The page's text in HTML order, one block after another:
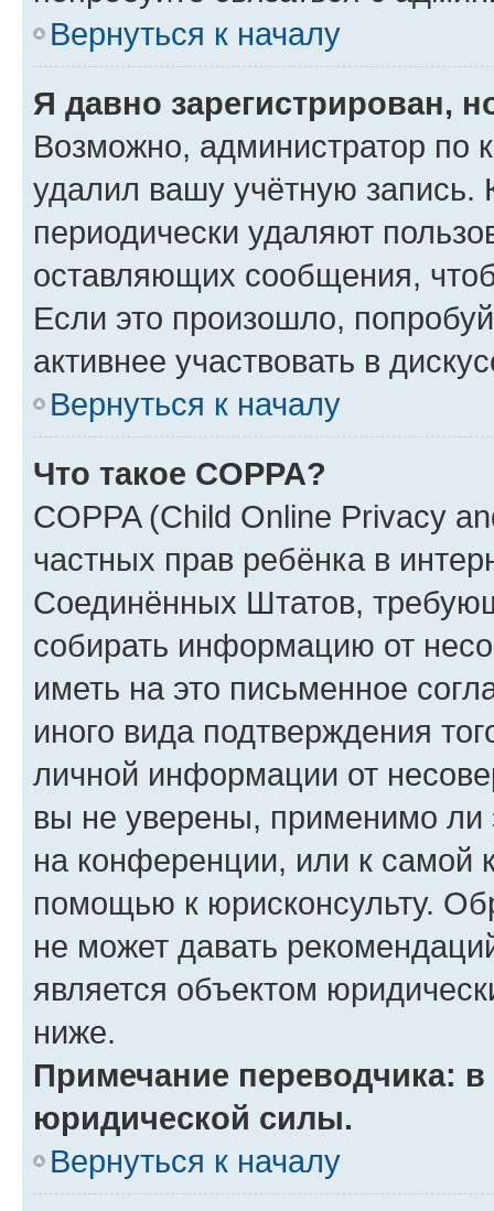
Вернуться к началу
Я давно зарегистрирован,
Возможно, администратор по
удалил вашу учётную запись.
периодически удаляют
оставляющих сообщения,
Если это произошло,
активнее участвовать в
Вернуться к началу
Что такое COPPA?
COPPA (Child Online Privacy
частных прав ребёнка в
Соединённых Штатов,
собирать информацию от
иметь на это письменное
иного вида подтверждения
личной информации от
вы не уверены, применимо ли
на конференции, или к самой
помощью к юрисконсульту.
не может давать
является объектом
ниже.
Примечание переводчика:
юридической силы.
Вернуться к началу